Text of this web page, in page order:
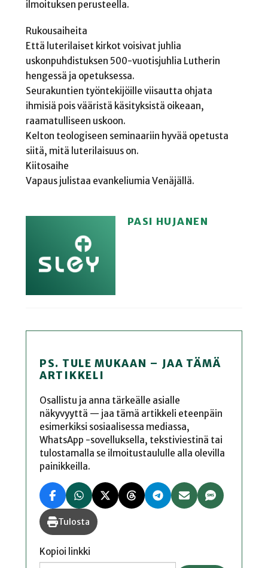
ilmoituksen perusteella.
Rukousaiheita
Että luterilaiset kirkot voisivat juhlia
uskonpuhdistuksen 500-vuotisjuhlia Lutherin
hengessä ja opetuksessa.
Seurakuntien työntekijöille viisautta ohjata
ihmisiä pois vääristä käsityksistä oikeaan,
raamatulliseen uskoon.
Kelton teologiseen seminaariin hyvää opetusta
siitä, mitä luterilaisuus on.
Kiitosaihe
Vapaus julistaa evankeliumia Venäjällä.
PASI HUJANEN
PS. TULE MUKAAN – JAA TÄMÄ
ARTIKKELI
Osallistu ja anna tärkeälle asialle
näkyvyyttä — jaa tämä artikkeli eteenpäin
esimerkiksi sosiaalisessa mediassa,
WhatsApp -sovelluksella, tekstiviestinä tai
tulostamalla se ilmoitustaululle alla olevilla
painikkeilla.
Tulosta
Kopioi linkki